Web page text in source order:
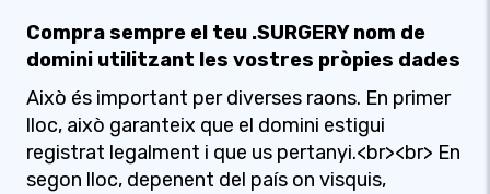
Compra sempre el teu .SURGERY nom de
domini utilitzant les vostres pròpies dades
Això és important per diverses raons. En primer
lloc, això garanteix que el domini estigui
registrat legalment i que us pertanyi.<br><br> En
segon lloc, depenent del país on visquis,